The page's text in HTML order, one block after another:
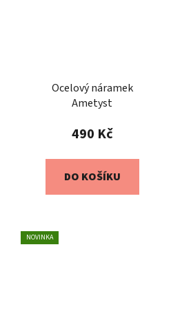
Ocelový náramek
Ametyst
490 Kč
DO KOŠÍKU
NOVINKA